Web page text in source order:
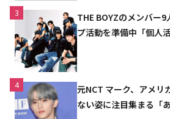
3
THE BOYZのメンバー
プ活動を準備中「個人
4
元NCT マーク、アメ
ない姿に注目集まる「